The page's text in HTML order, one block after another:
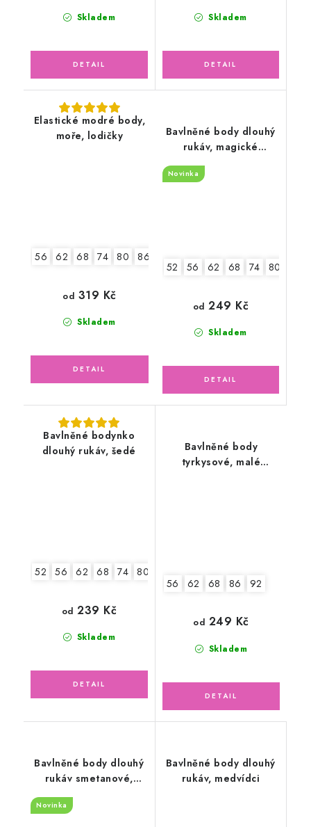
Skladem Skladem
Elastické modré body,
moře, lodičky
56 62 68 74 80 86
Skladem
od 319 Kč
Bavlněné body dlouhý
rukáv, magické
Novinka
52 56 62 68 74 80
Skladem
od 249 Kč
Bavlněné bodynko
dlouhý rukáv, šedé
52 56 62 68 74 80
Skladem
od 239 Kč
Bavlněné body
tyrkysové, malé
56 62 68 86 92
Skladem
od 249 Kč
Bavlněné body dlouhý
rukáv smetanové,
Novinka
Bavlněné body dlouhý
rukáv, medvídci